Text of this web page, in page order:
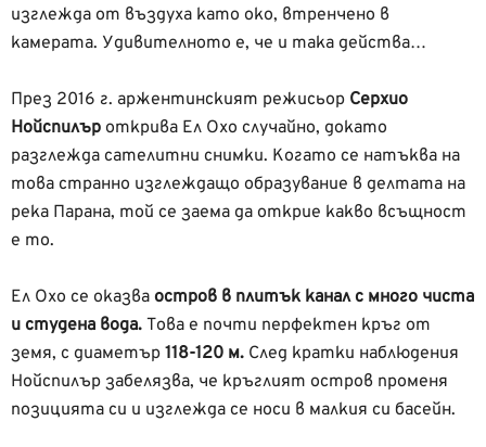
изглежда от въздуха като око, втренчено в
камерата. Удивителното е, че и така действа…
През 2016 г. аржентинският режисьор Серхио
Нойспилър открива Ел Охо случайно, докато
разглежда сателитни снимки. Когато се натъква на
това странно изглеждащо образувание в делтата на
река Парана, той се заема да открие какво всъщност
е то.
Ел Охо се оказва остров в плитък канал с много чиста
и студена вода. Това е почти перфектен кръг от
земя, с диаметър 118-120 м. След кратки наблюдения
Нойспилър забелязва, че кръглият остров променя
позицията си и изглежда се носи в малкия си басейн.